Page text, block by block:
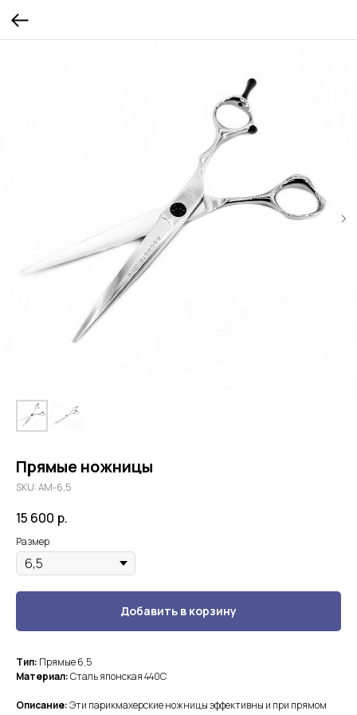
Прямые ножницы
SKU:АМ-6,5
15 600 р.
Размер
Добавить в корзину
Тип: Прямые 6,5
Материал:Сталь японская 440С
Описание:Эти парикмахерские ножницы эффективны и при прямом